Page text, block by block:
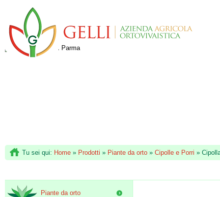
Tu sei qui: Home » Prodotti » Piante da orto » Cipolle e Porri »
Piante da orto